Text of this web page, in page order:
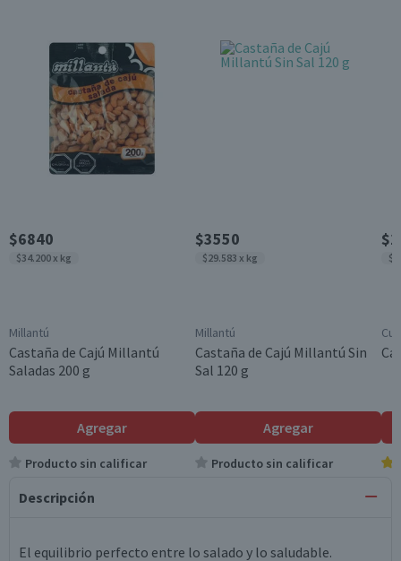
$6840
$34.200 x kg
Millantú
Castaña de Cajú Millantú
Saladas 200 g
Agregar
Producto sin calificar
$3550
$29.583 x kg
Millantú
Castaña de Cajú Millantú Sin
Sal 120 g
Agregar
Producto sin calificar
Descripción
El equilibrio perfecto entre lo salado y lo saludable.